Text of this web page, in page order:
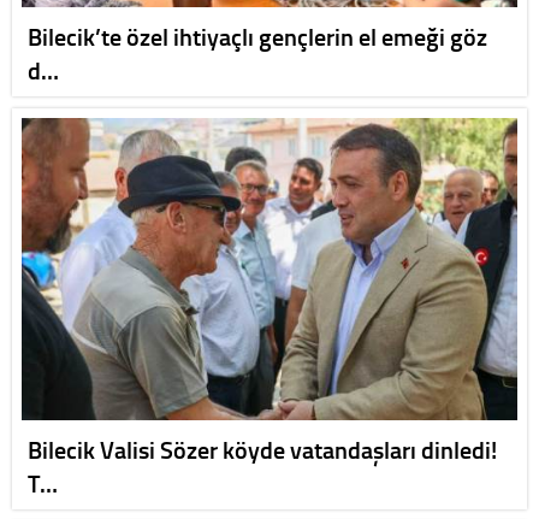
Bilecik’te özel ihtiyaçlı gençlerin el emeği göz
d…
Bilecik Valisi Sözer köyde vatandaşları dinledi!
T…